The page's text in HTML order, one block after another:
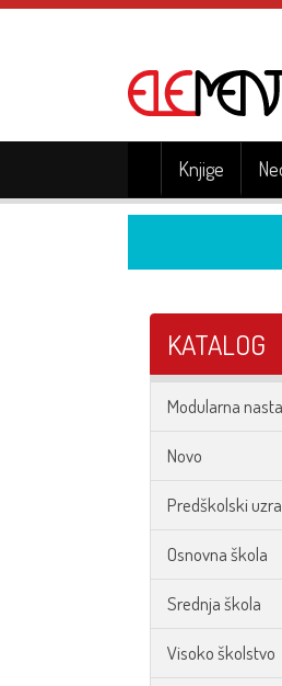
Knjige
KATALOG
Modularna
Novo
Predškolski
Osnovna škola
Srednja škola
Visoko školstvo